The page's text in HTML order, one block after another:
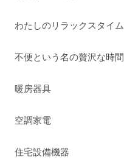
わたしのリラックスタイム
不便という名の贅沢な時間
暖房器具
空調家電
住宅設備機器